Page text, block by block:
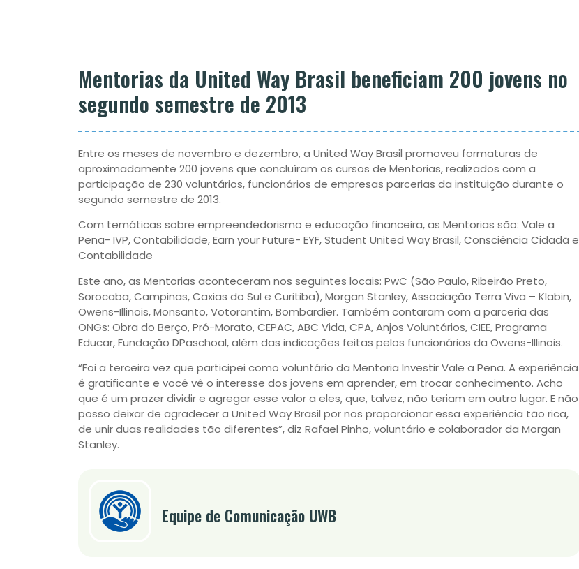
Mentorias da United Way Brasil beneficiam 200 jovens no
segundo semestre de 2013
Entre os meses de novembro e dezembro, a United Way Brasil promoveu formaturas de
aproximadamente 200 jovens que concluíram os cursos de Mentorias, realizados com a
participação de 230 voluntários, funcionários de empresas parcerias da instituição durante o
segundo semestre de 2013.
Com temáticas sobre empreendedorismo e educação financeira, as Mentorias são: Vale a
Pena- IVP, Contabilidade, Earn your Future- EYF, Student United Way Brasil, Consciência Cidadã e
Contabilidade
Este ano, as Mentorias aconteceram nos seguintes locais: PwC (São Paulo, Ribeirão Preto,
Sorocaba, Campinas, Caxias do Sul e Curitiba), Morgan Stanley, Associação Terra Viva – Klabin,
Owens-Illinois, Monsanto, Votorantim, Bombardier. Também contaram com a parceria das
ONGs: Obra do Berço, Pró-Morato, CEPAC, ABC Vida, CPA, Anjos Voluntários, CIEE, Programa
Educar, Fundação DPaschoal, além das indicações feitas pelos funcionários da Owens-Illinois.
“Foi a terceira vez que participei como voluntário da Mentoria Investir Vale a Pena. A experiência
é gratificante e você vê o interesse dos jovens em aprender, em trocar conhecimento. Acho
que é um prazer dividir e agregar esse valor a eles, que, talvez, não teriam em outro lugar. E não
posso deixar de agradecer a United Way Brasil por nos proporcionar essa experiência tão rica,
de unir duas realidades tão diferentes”, diz Rafael Pinho, voluntário e colaborador da Morgan
Stanley.
Equipe de Comunicação UWB